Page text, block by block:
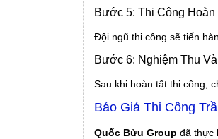
Bước 5: Thi Công Hoàn
Đội ngũ thi công sẽ tiến
Bước 6: Nghiệm Thu
Sau khi hoàn tất thi công,
Báo Giá Thi Công
Quốc Bửu Group đã thực